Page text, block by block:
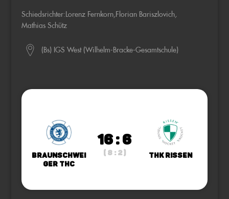
Schiedsrichter:Lorenz Fernkorn,Florian Bariszlovich,
Mathias Schütz
(Bs) IGS West (Wilhelm-Bracke-Gesamtschule)
Braunschwei
ger THC
16 : 6
( 8 : 2 ) THK Rissen